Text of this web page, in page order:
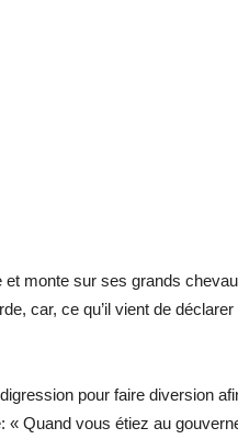
monte sur ses grands
car, ce qu’il vient de
pour faire diversion
« Quand vous étiez au